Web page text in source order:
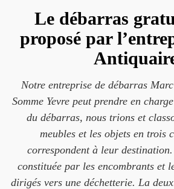
Le débarras
proposé par
Notre entreprise de débarras
Somme Yevre peut prendre en
du débarras, nous trions et
meubles et les objets en trois
correspondent à leur
constituée par les encombrants et
dirigés vers une déchetterie. La